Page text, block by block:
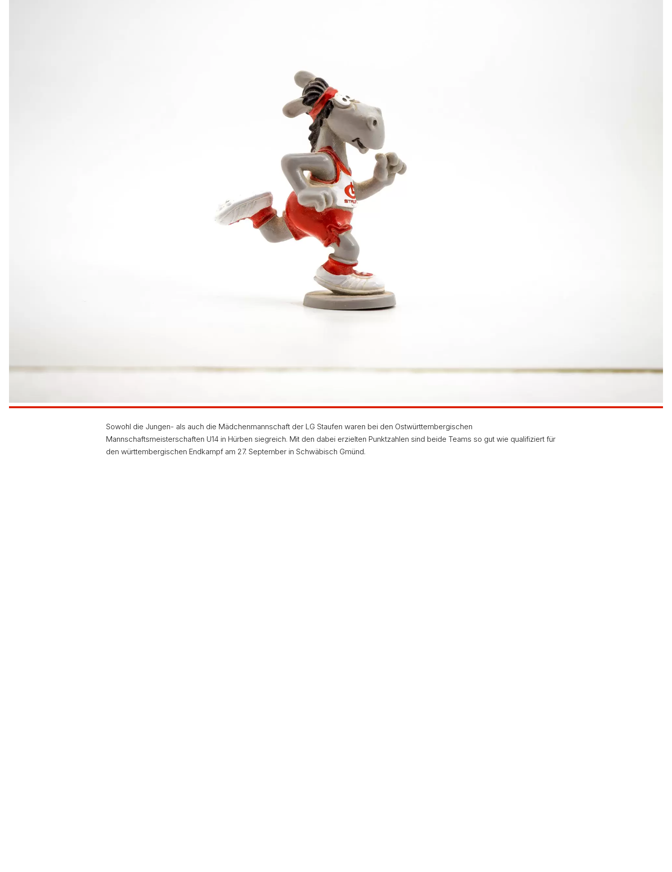
Sowohl die Jungen- als auch die Mädchenmannschaft der LG Staufen waren bei den Ostwürttembergischen
Mannschaftsmeisterschaften U14 in Hürben siegreich. Mit den dabei erzielten Punktzahlen sind beide Teams so gut wie qualifiziert für
den württembergischen Endkampf am 27. September in Schwäbisch Gmünd.
sehr achtbaren 2:31,86 Minuten und Jannik Belstler unterbot mit 2:41,66 Minuten seine Bestzeit um anderthalb Sekunden.
Die absolut höchste Punktzahl für seine Mannschaft schaffte Marco Kuhn. Über 60 m Hürden steigerte er sich als Schnellster von 10,58 gleich auf starke
9,90 Sekunden. Eric Maihöfer lief 10,34, Stephan Blickle 10,92 Sekunden. Eric Maihöfer egalisierte im Hochsprung mit 1,56 m seine Bestleistung und war
Seinen zweiten Sieg holte Marco Kuhn im Weitsprung. Mit 5,05 m war der Regionalmeister der Konkurrenz überlegen. Nicolas Kurz wurde hier Zweiter mit
4,76 m und beim Ballwurf Dritter mit 49,50 m vor Eric Maihöfer mit 48,00 m (bisher 43,50 m). Überlegen siegte die erste 4×75-m-Staffel der LG (Kurz,
Kelterer, Blickle, Weber) in erstklassigen 39,32 Sekunden. Schon auf Platz 3 landete das zweite LG-Quartett (Tom Fath, Belstler, Gauß, Luca Wowra) in
Damit hatte im Gesamtergebnis die LG Staufen mit 6736 Punkten die Nase vorn. Kein anderer Verein war 2013 in Württemberg besser. Die nächsten Plätze
belegten die LG Filstal (6453 P.), die LG Brenztal (5516 P.) und der SSV Ulm (4754 P.).
Drei neue Bestzeiten verzeichneten die 75-m-Sprinterinnen: Annika Schrader als Schnellste mit 10,26 (bisher 10,32), Antonia Kneller mit 11,04 (11,18) und
Verena Hauke mit ebenfalls 11,04 (11,06) Sekunden. Romina Adam wurde auf der 800-m-Strecke Zweite mit 2:42,00 Minuten. Frederika Baier lief 2:55,26,
Für die höchste Punktzahl des LG-Teams sorgte Annika Schrader über 60 m Hürden. Als Siegerin drückte die Regionalmeisterin ihre Bestzeit von 10,94 auf
10,50 Sekunden herunter. Pia Barth verbesserte sich um zwei Hundertstel auf 11,46 Sekunden. Im Hochsprung blieb Romina Adam (Dritte) mit 1,36 m einen
Den Weitsprung beendete Annika Schrader mit 4,47 m als Dritte, Eva Koblischke kam auf 4,10 m. Den 200-g-Ball warf Kreismeisterin Emma Brandstetter
(Zweite) mit 41,50 m zwei Meter weiter als bisher, Eva Koblischke erzielte als Dritte 39,50 m. Jederzeit die Konkurrenz im Griff hatte die erste 4×75-m-Staffel